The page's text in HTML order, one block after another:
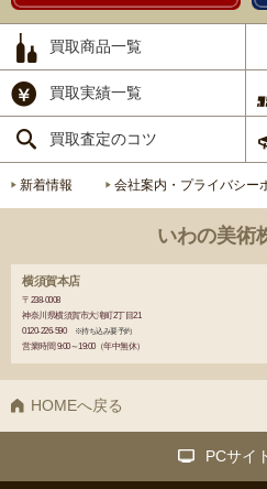
買取商品一覧
買取実績一覧
買取査定のコツ
新着情報 会社案内・プライバシー
いわの美術
横須賀本店
〒238-0008
神奈川県横須賀市大滝町2丁目21
0120-226-590
※持ち込み要予約
営業時間 9:00～19:00（年中無休）
HOMEへ戻る
PCサイ